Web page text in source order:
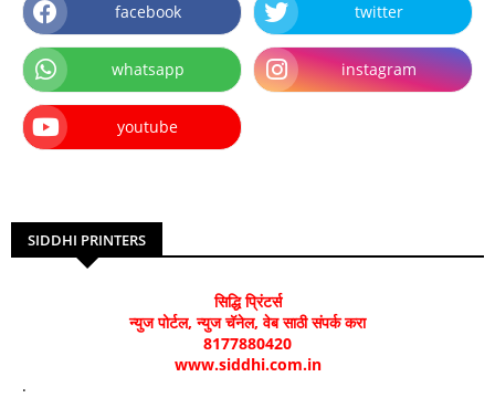
facebook twitter
whatsapp instagram
youtube
SIDDHI PRINTERS
सिद्धि प्रिंटर्स
न्युज पोर्टल, न्युज चॅनेल, वेब साठी संपर्क करा
8177880420
www.siddhi.com.in
.